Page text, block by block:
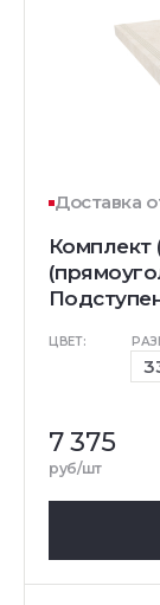
Доставка
Комплект
ЦВЕТ:
7 375
руб/шт